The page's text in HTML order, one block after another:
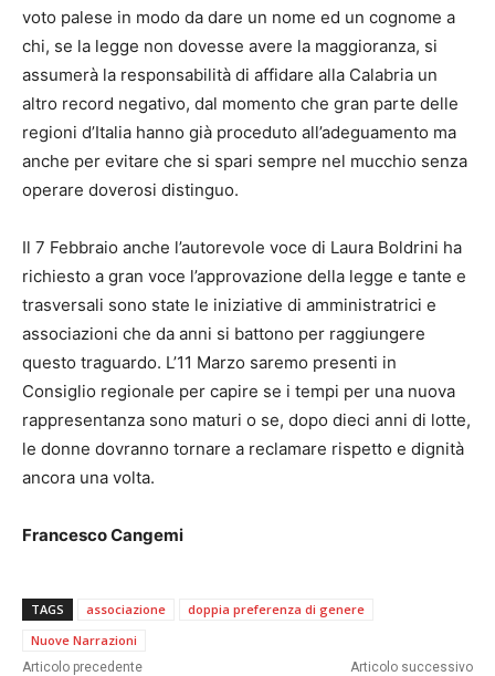
voto palese in modo da dare un nome ed un cognome a
chi, se la legge non dovesse avere la maggioranza, si
assumerà la responsabilità di affidare alla Calabria un
altro record negativo, dal momento che gran parte delle
regioni d’Italia hanno già proceduto all’adeguamento ma
anche per evitare che si spari sempre nel mucchio senza
operare doverosi distinguo.
Il 7 Febbraio anche l’autorevole voce di Laura Boldrini ha
richiesto a gran voce l’approvazione della legge e tante e
trasversali sono state le iniziative di amministratrici e
associazioni che da anni si battono per raggiungere
questo traguardo. L’11 Marzo saremo presenti in
Consiglio regionale per capire se i tempi per una nuova
rappresentanza sono maturi o se, dopo dieci anni di lotte,
le donne dovranno tornare a reclamare rispetto e dignità
ancora una volta.
Francesco Cangemi
TAGS associazione
doppia preferenza di genere
Nuove Narrazioni
Articolo precedente Articolo successivo